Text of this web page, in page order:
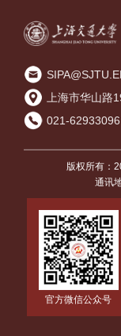
上海市华山路
021-62933096
版权所有：
通讯
官方微信公众号